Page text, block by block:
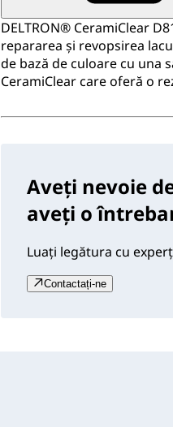
DELTRON® CeramiClear
repararea și revopsirea
de bază de culoare cu una
CeramiClear care oferă o
Aveți nevoie
aveți o
Luați legătura cu
Contactați-ne